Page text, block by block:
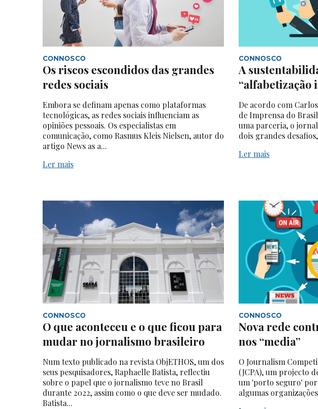
CONNOSCO
Os riscos escondidos das grandes
redes sociais
Embora se definam apenas como plataformas
tecnológicas, as redes sociais influenciam as
opiniões pessoais. Os especialistas em
comunicação, como Rasmus Kleis Nielsen, autor do
artigo News as a...
Ler mais
CONNOSCO
A
“alfabetização
De acordo com
de Imprensa do
uma parceria, o
dois grandes
Ler mais
CONNOSCO
O que aconteceu e o que ficou para
mudar no jornalismo brasileiro
Num texto publicado na revista ObjETHOS, um dos
seus pesquisadores, Raphaelle Batista, reflectiu
sobre o papel que o jornalismo teve no Brasil
durante 2022, assim como o que deve ser mudado.
Batista...
CONNOSCO
Nova rede
nos “media”
O Journalism
(JCPA), um projecto
um 'porto seguro'
algumas